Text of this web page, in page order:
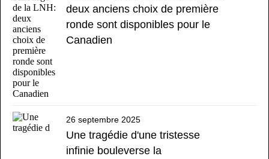
deux anciens choix de première
ronde sont disponibles pour le
Canadien
26 septembre 2025
Une tragédie d'une tristesse
infinie bouleverse la